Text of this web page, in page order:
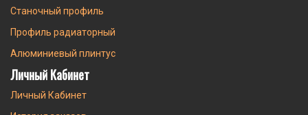
Станочный профиль
Профиль радиаторный
Алюминиевый плинтус
Личный Кабинет
Личный Кабинет